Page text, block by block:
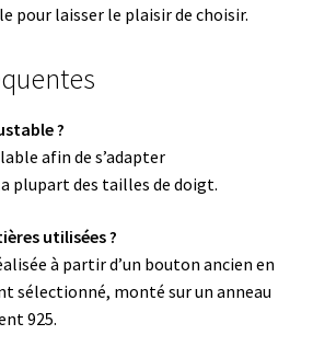
pour laisser le plaisir de choisir.
?
afin de s’adapter
plupart des tailles de doigt.
utilisées ?
à partir d’un bouton ancien en
sélectionné, monté sur un anneau
925.